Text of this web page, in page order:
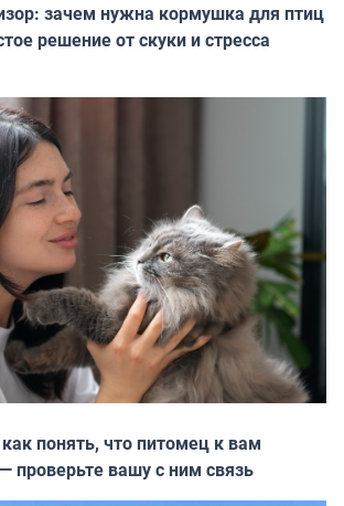
зачем нужна кормушка для птиц
решение от скуки и стресса
понять, что питомец к вам
проверьте вашу с ним связь